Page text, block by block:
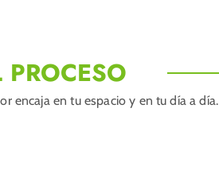
encaja en tu espacio y en tu día a día.